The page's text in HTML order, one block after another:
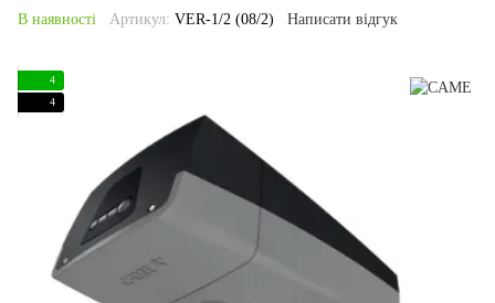
В наявності Артикул: VER-1/2 (08/2) Написати відгук
4
4